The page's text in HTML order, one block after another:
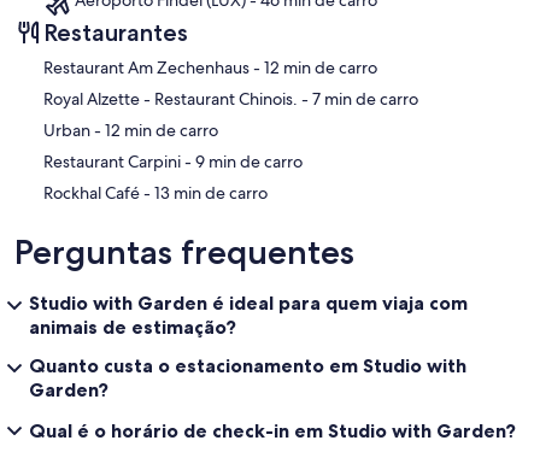
Restaurantes
‪Restaurant Am Zechenhaus - ‬12 min de carro
‪Royal Alzette - Restaurant Chinois. - ‬7 min de carro
‪Urban - ‬12 min de carro
‪Restaurant Carpini - ‬9 min de carro
‪Rockhal Café - ‬13 min de carro
Perguntas frequentes
Studio with Garden é ideal para quem viaja com
animais de estimação?
Quanto custa o estacionamento em Studio with
Garden?
Qual é o horário de check-in em Studio with Garden?